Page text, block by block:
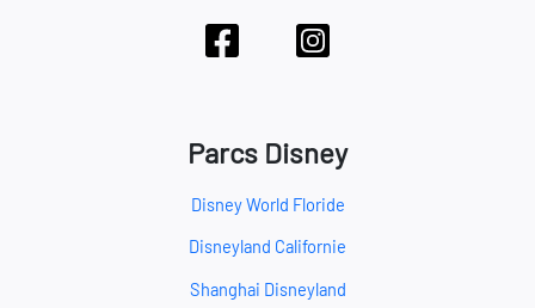
Parcs Disney
Disney World Floride
Disneyland Californie
Shanghai Disneyland